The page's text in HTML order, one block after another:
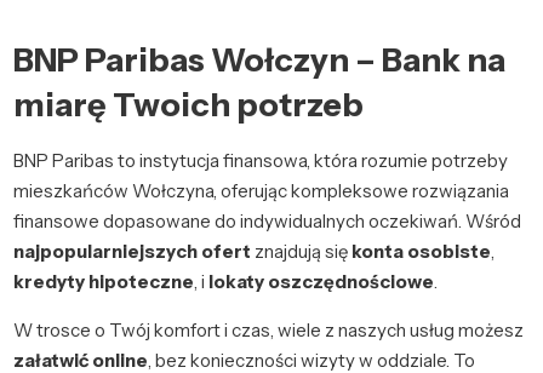
BNP Paribas Wołczyn – Bank na
miarę Twoich potrzeb
BNP Paribas to instytucja finansowa, która rozumie potrzeby
mieszkańców Wołczyna, oferując kompleksowe rozwiązania
finansowe dopasowane do indywidualnych oczekiwań. Wśród
najpopularniejszych ofert znajdują się konta osobiste,
kredyty hipoteczne, i lokaty oszczędnościowe.
W trosce o Twój komfort i czas, wiele z naszych usług możesz
załatwić online, bez konieczności wizyty w oddziale. To